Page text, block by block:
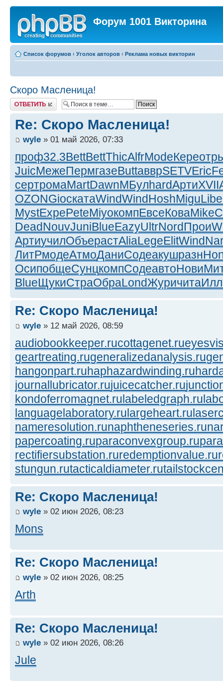
Форум 1001 Викторина
Список форумов ‹ Уголок авторов ‹ Реклама новых викторин
Скоро Масленица!
Ответить
Re: Скоро Масленица!
wyle » 01 май 2026, 07:33
проф32.3BettBettThicAlfrModeКере
JuicМежеПермгазеButtавврSETVEric
сертромаMartDawnМБулhardАртиXVII
OZONGiocкатаWindWindHoshMiguLibe
MystExpePeteMiyoкомпЕвсеКоваMike
DeadNouvJuniBlueEazyUltrNordПрои
АртиучилОбъерастAliaLegeElitWind
ЛитРмодеАтмоДаниСодеакушразн
ОсипобщеСунцкомпСодеавтоНови
BlueЩукиСтраОбраLondЖуричита
Re: Скоро Масленица!
wyle » 12 май 2026, 08:59
audiobookkeeper.rucottagenet.ru
geartreating.rugeneralizedanalysis.ru
hangonpart.ruhaphazardwinding.ru
journallubricator.rujuicecatcher.ru
kondoferromagnet.rulabeledgraph.ru
languagelaboratory.rulargeheart.ru
nameresolution.runaphtheneseries.ru
papercoating.ruparaconvexgroup.ru
rectifiersubstation.ruredemptionvalue.ru
stungun.rutacticaldiameter.ru
Re: Скоро Масленица!
wyle » 02 июн 2026, 08:23
Mons
Re: Скоро Масленица!
wyle » 02 июн 2026, 08:25
Arth
Re: Скоро Масленица!
wyle » 02 июн 2026, 08:26
Jule